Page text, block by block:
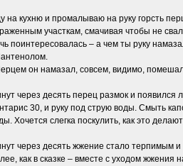
на кухню и промалываю на руку горсть
участкам, смачивая чтобы не
поинтересовалась – а чем ты руку
он намазал, совсем, видимо,
через десять перец размок и появился
30, и руку под струю воды. Смыть
Хочется слегка поскулить, как это
через десять жжение стало терпимым
как в сказке – вместе с уходом жжения